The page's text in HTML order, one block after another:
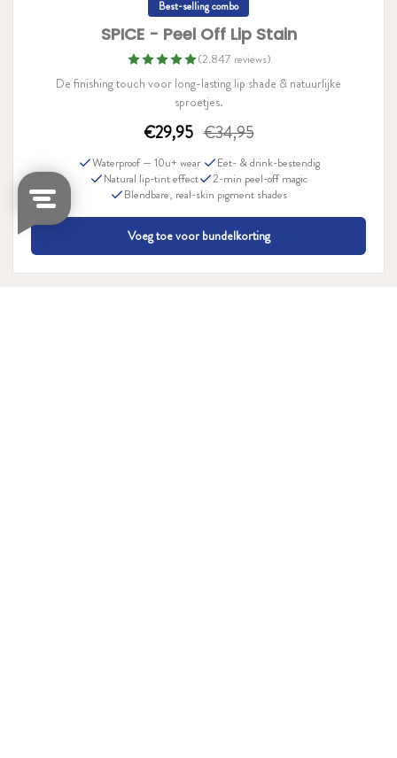
Best-selling combo
SPICE - Peel Off Lip Stain
(2.847 reviews)
De finishing touch voor long-lasting lip shade & natuurlijke
sproetjes.
€29,95 €34,95
Waterproof — 10u+ wear
Eet- & drink-bestendig
Natural lip-tint effect
2-min peel-off magic
Blendbare, real-skin pigment shades
Voeg toe voor bundelkorting